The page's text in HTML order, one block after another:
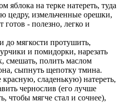
яблока на терке натереть, туда
цедру, измельченные орешки,
готов - полезно, легко и
до мягкости протушить,
и помидорки, нарезать
смешать, полить маслом
сыпнуть щепотку тмина.
сладенькую) натереть,
чернослив (его лучше
чтобы мягче стал и сочнее),